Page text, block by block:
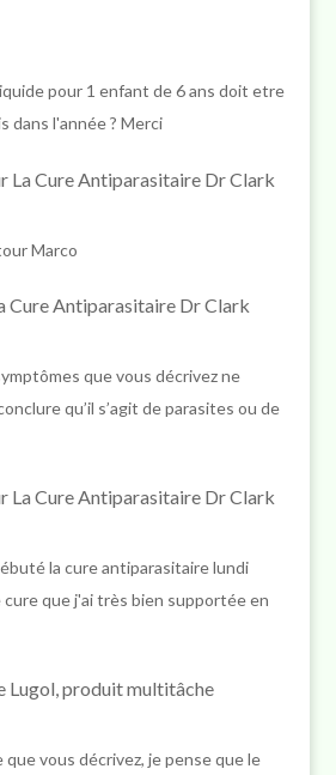
pour 1 enfant de 6 ans doit etre
dans l'année ? Merci
La Cure Antiparasitaire Dr Clark
Marco
Cure Antiparasitaire Dr Clark
que vous décrivez ne
qu’il s’agit de parasites ou de
La Cure Antiparasitaire Dr Clark
la cure antiparasitaire lundi
cure que j'ai très bien supportée en
Lugol, produit multitâche
que vous décrivez, je pense que le